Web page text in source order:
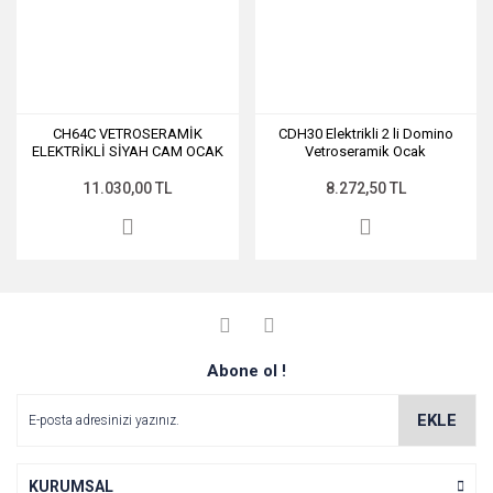
CH64C VETROSERAMİK
ELEKTRİKLİ SİYAH CAM OCAK
11.030,00 TL
CDH30 Elektrikli 2 li Domino
Vetroseramik Ocak
8.272,50 TL
Abone ol !
EKLE
KURUMSAL